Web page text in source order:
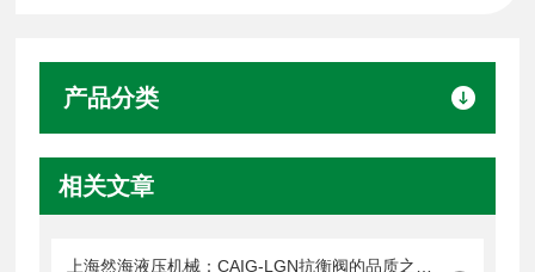
产品分类
相关文章